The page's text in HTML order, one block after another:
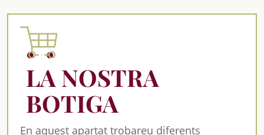
LA NOSTRA
BOTIGA
En aquest apartat trobareu diferents